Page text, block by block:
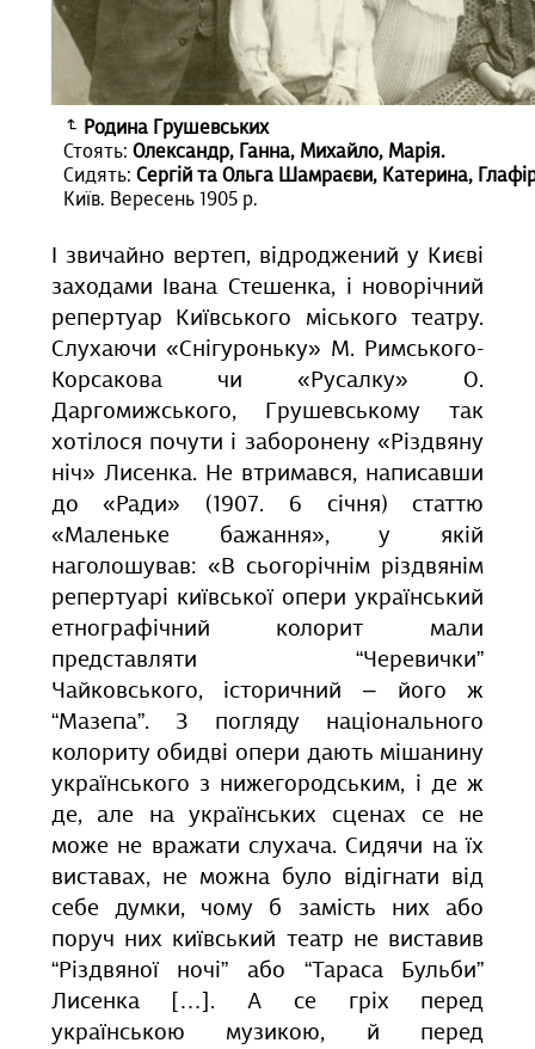
Родина Грушевських
Стоять: Олександр, Ганна, Михайло, Марія.
Сидять: Сергій та Ольга Шамраєви, Катерина,
Київ. Вересень 1905 р.
І звичайно вертеп, відроджений у Києві
заходами Івана Стешенка, і новорічний
репертуар Київського міського театру.
Слухаючи «Снігуроньку» М. Римського-
Корсакова чи «Русалку» О.
Даргомижського, Грушевському так
хотілося почути і заборонену «Різдвяну
ніч» Лисенка. Не втримався, написавши
до «Ради» (1907. 6 січня) статтю
«Маленьке бажання», у якій
наголошував: «В сьогорічнім різдвянім
репертуарі київської опери український
етнографічний колорит мали
представляти “Черевички”
Чайковського, історичний – його ж
“Мазепа”. З погляду національного
колориту обидві опери дають мішанину
українського з нижегородським, і де ж
де, але на українських сценах се не
може не вражати слухача. Сидячи на їх
виставах, не можна було відігнати від
себе думки, чому б замість них або
поруч них київський театр не виставив
“Різдвяної ночі” або “Тараса Бульби”
Лисенка […]. А се гріх перед
українською музикою, й перед